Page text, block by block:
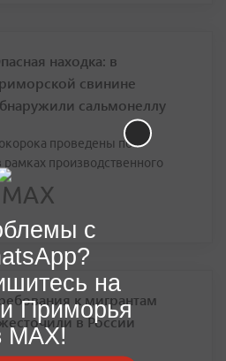
находка: в
свинине
сальмонеллу
проведены по
производственного
к мигрантам
в России
с
на
Приморья
MAX!